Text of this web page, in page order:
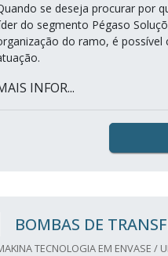
se deseja procurar por
do segmento Pégaso
do ramo, é possível
INFOR...
BOMBAS DE
TECNOLOGIA EM ENVASE /